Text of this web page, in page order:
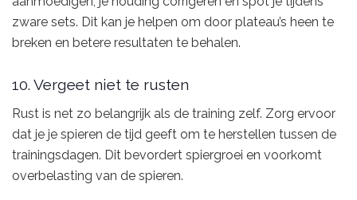
zware sets. Dit kan je helpen om door plateau’s heen te
breken en betere resultaten te behalen.
10. Vergeet niet te rusten
Rust is net zo belangrijk als de training zelf. Zorg ervoor
dat je je spieren de tijd geeft om te herstellen tussen de
trainingsdagen. Dit bevordert spiergroei en voorkomt
overbelasting van de spieren.